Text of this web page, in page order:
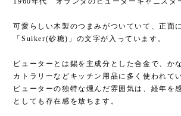
可愛らしい木製のつまみがついていて、正面
「Suiker(砂糖)」の文字が入っています。
ピューターとは錫を主成分とした合金で、か
カトラリーなどキッチン用品に多く使われて
ピューターの独特な燻んだ雰囲気は、経年を
としても存在感を放ちます。